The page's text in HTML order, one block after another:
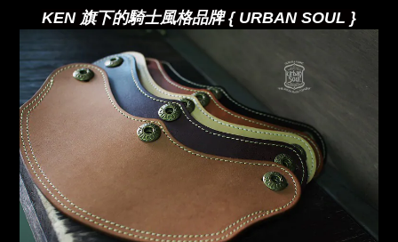
KEN 旗下的騎士風格品牌 { URBAN SOUL }